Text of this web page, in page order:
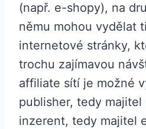
(např. e-shopy), na
němu mohou vydělat
internetové stránky,
trochu zajímavou
affiliate sítí je možné
publisher, tedy majitel
inzerent, tedy majitel